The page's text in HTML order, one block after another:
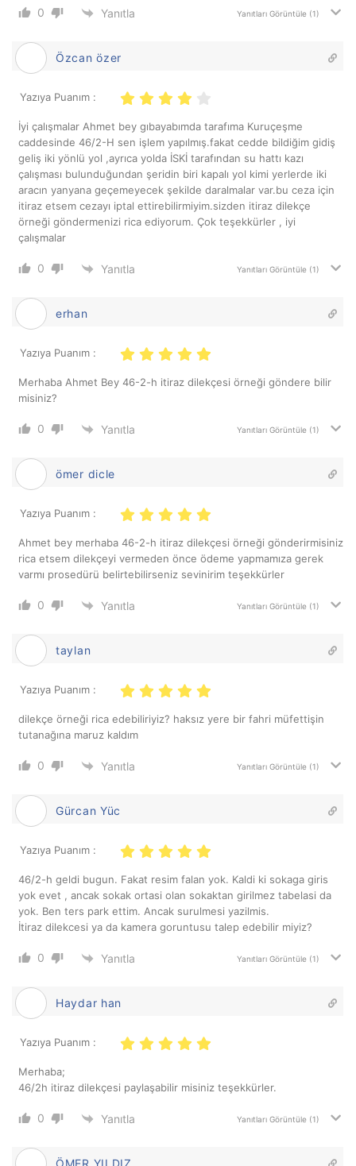
0 Yanıtla Yanıtları Görüntüle (1)
Özcan özer
Yazıya Puanım :
İyi çalışmalar Ahmet bey gıbayabımda tarafıma Kuruçeşme
caddesinde 46/2-H sen işlem yapılmış.fakat cedde bildiğim gidiş
geliş iki yönlü yol ,ayrıca yolda İSKİ tarafından su hattı kazı
çalışması bulunduğundan şeridin biri kapalı yol kimi yerlerde iki
aracın yanyana geçemeyecek şekilde daralmalar var.bu ceza için
itiraz etsem cezayı iptal ettirebilirmiyim.sizden itiraz dilekçe
örneği göndermenizi rica ediyorum. Çok teşekkürler , iyi
çalışmalar
0 Yanıtla Yanıtları Görüntüle (1)
erhan
Yazıya Puanım :
Merhaba Ahmet Bey 46-2-h itiraz dilekçesi örneği göndere bilir
misiniz?
0 Yanıtla Yanıtları Görüntüle (1)
ömer dicle
Yazıya Puanım :
Ahmet bey merhaba 46-2-h itiraz dilekçesi örneği gönderirmisiniz
rica etsem dilekçeyi vermeden önce ödeme yapmamıza gerek
varmı prosedürü belirtebilirseniz sevinirim teşekkürler
0 Yanıtla Yanıtları Görüntüle (1)
taylan
Yazıya Puanım :
dilekçe örneği rica edebiliriyiz? haksız yere bir fahri müfettişin
tutanağına maruz kaldım
0 Yanıtla Yanıtları Görüntüle (1)
Gürcan Yüc
Yazıya Puanım :
46/2-h geldi bugun. Fakat resim falan yok. Kaldi ki sokaga giris
yok evet , ancak sokak ortasi olan sokaktan girilmez tabelasi da
yok. Ben ters park ettim. Ancak surulmesi yazilmis.
İtiraz dilekcesi ya da kamera goruntusu talep edebilir miyiz?
0 Yanıtla Yanıtları Görüntüle (1)
Haydar han
Yazıya Puanım :
Merhaba;
46/2h itiraz dilekçesi paylaşabilir misiniz teşekkürler.
0 Yanıtla Yanıtları Görüntüle (1)
ÖMER YILDIZ